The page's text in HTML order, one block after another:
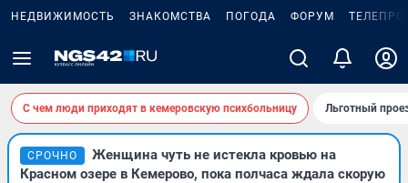
НЕДВИЖИМОСТЬ ЗНАКОМСТВА ПОГОДА ФОРУМ
С чем люди приходят в кемеровскую психбольницу Льготный
СРОЧНО
Женщина чуть не истекла кровью на
Красном озере в Кемерово, пока полчаса ждала скорую